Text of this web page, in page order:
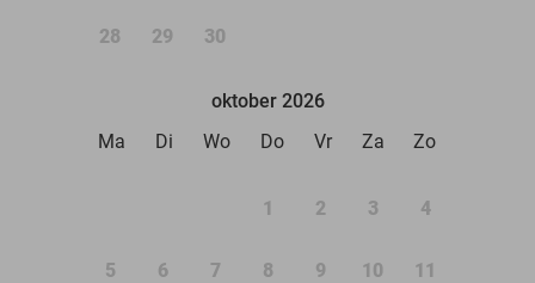
28 29 30
oktober 2026
Ma
Di Wo Do Vr Za Zo
1 2 3 4
5 6 7 8 9 10 11